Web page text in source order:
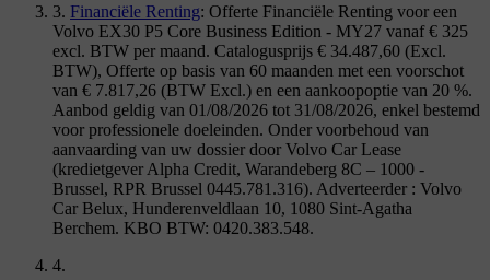
3. Financiële Renting: Offerte Financiële Renting voor een
Volvo EX30 P5 Core Business Edition - MY27 vanaf € 325
excl. BTW per maand. Catalogusprijs € 34.487,60 (Excl.
BTW), Offerte op basis van 60 maanden met een voorschot
van € 7.817,26 (BTW Excl.) en een aankoopoptie van 20 %.
Aanbod geldig van 01/08/2026 tot 31/08/2026, enkel bestemd
voor professionele doeleinden. Onder voorbehoud van
aanvaarding van uw dossier door Volvo Car Lease
(kredietgever Alpha Credit, Warandeberg 8C – 1000 -
Brussel, RPR Brussel 0445.781.316). Adverteerder : Volvo
Car Belux, Hunderenveldlaan 10, 1080 Sint-Agatha
Berchem. KBO BTW: 0420.383.548.
4.